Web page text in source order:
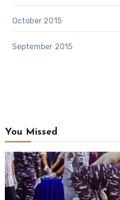
October 2015
September 2015
You Missed